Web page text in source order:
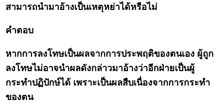
สามารถนำมาอ้างเป็นเหตุหย่าได้หรือไม่
คำตอบ
หากการลงโทษเป็นผลจากการประพฤติของตนเอง ผู้ถูก
ลงโทษไม่อาจนำผลดังกล่าวมาอ้างว่าอีกฝ่ายเป็นผู้
กระทำปฏิปักษ์ได้ เพราะเป็นผลสืบเนื่องจากการกระทำ
ของตน